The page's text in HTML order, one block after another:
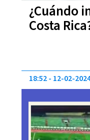
¿Cuándo
Costa
18:52 12-02-